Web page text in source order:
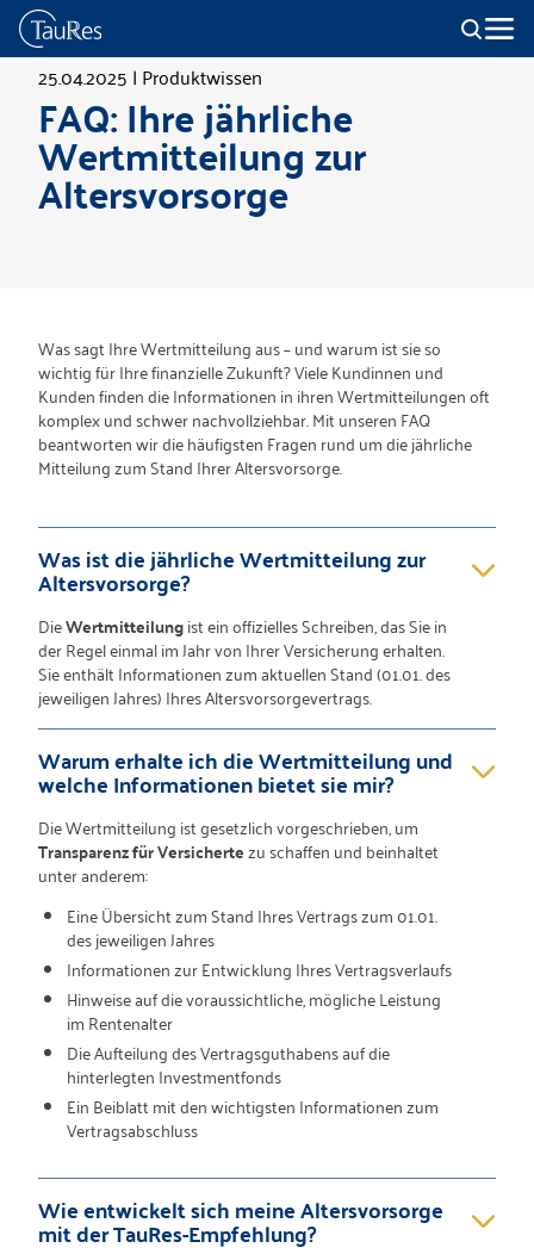
25.04.2025 | Produktwissen
FAQ: Ihre jährliche
Wertmitteilung zur
Altersvorsorge
Was sagt Ihre Wertmitteilung aus – und warum ist sie so
wichtig für Ihre finanzielle Zukunft?Viele Kundinnen und
Kunden finden die Informationen in ihren Wertmitteilungen oft
komplex und schwer nachvollziehbar. Mit unseren FAQ
beantworten wir die häufigsten Fragen rund um die jährliche
Mitteilung zum Stand Ihrer Altersvorsorge.
Was ist die jährliche Wertmitteilung zur
Altersvorsorge?
DieWertmitteilungist ein offizielles Schreiben, das Sie in
der Regel einmal im Jahr von Ihrer Versicherung erhalten.
Sie enthält Informationen zum aktuellen Stand (01.01. des
jeweiligen Jahres) Ihres Altersvorsorgevertrags.
Warum erhalte ich die Wertmitteilung und
welche Informationen bietet sie mir?
Die Wertmitteilung ist gesetzlich vorgeschrieben, um
Transparenz für Versichertezu schaffen und beinhaltet
unter anderem:
Eine Übersicht zum Stand Ihres Vertrags zum 01.01.
des jeweiligen Jahres
Informationen zur Entwicklung Ihres Vertragsverlaufs
Hinweise auf die voraussichtliche, mögliche Leistung
im Rentenalter
Die Aufteilung des Vertragsguthabens auf die
hinterlegten Investmentfonds
Ein Beiblatt mit den wichtigsten Informationen zum
Vertragsabschluss
Wie entwickelt sich meine Altersvorsorge
mit der TauRes-Empfehlung?